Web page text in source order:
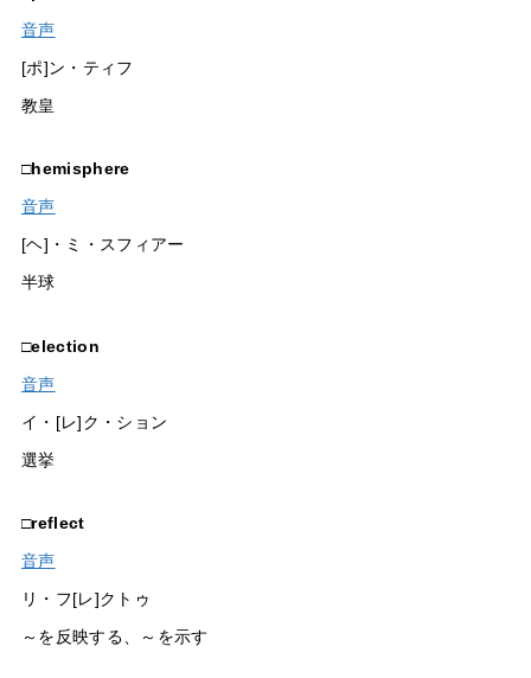
音声
[ポ]ン・ティフ
教皇
□hemisphere
音声
[ヘ]・ミ・スフィアー
半球
□election
音声
イ・[レ]ク・ション
選挙
□reflect
音声
リ・フ[レ]クトゥ
～を反映する、～を示す